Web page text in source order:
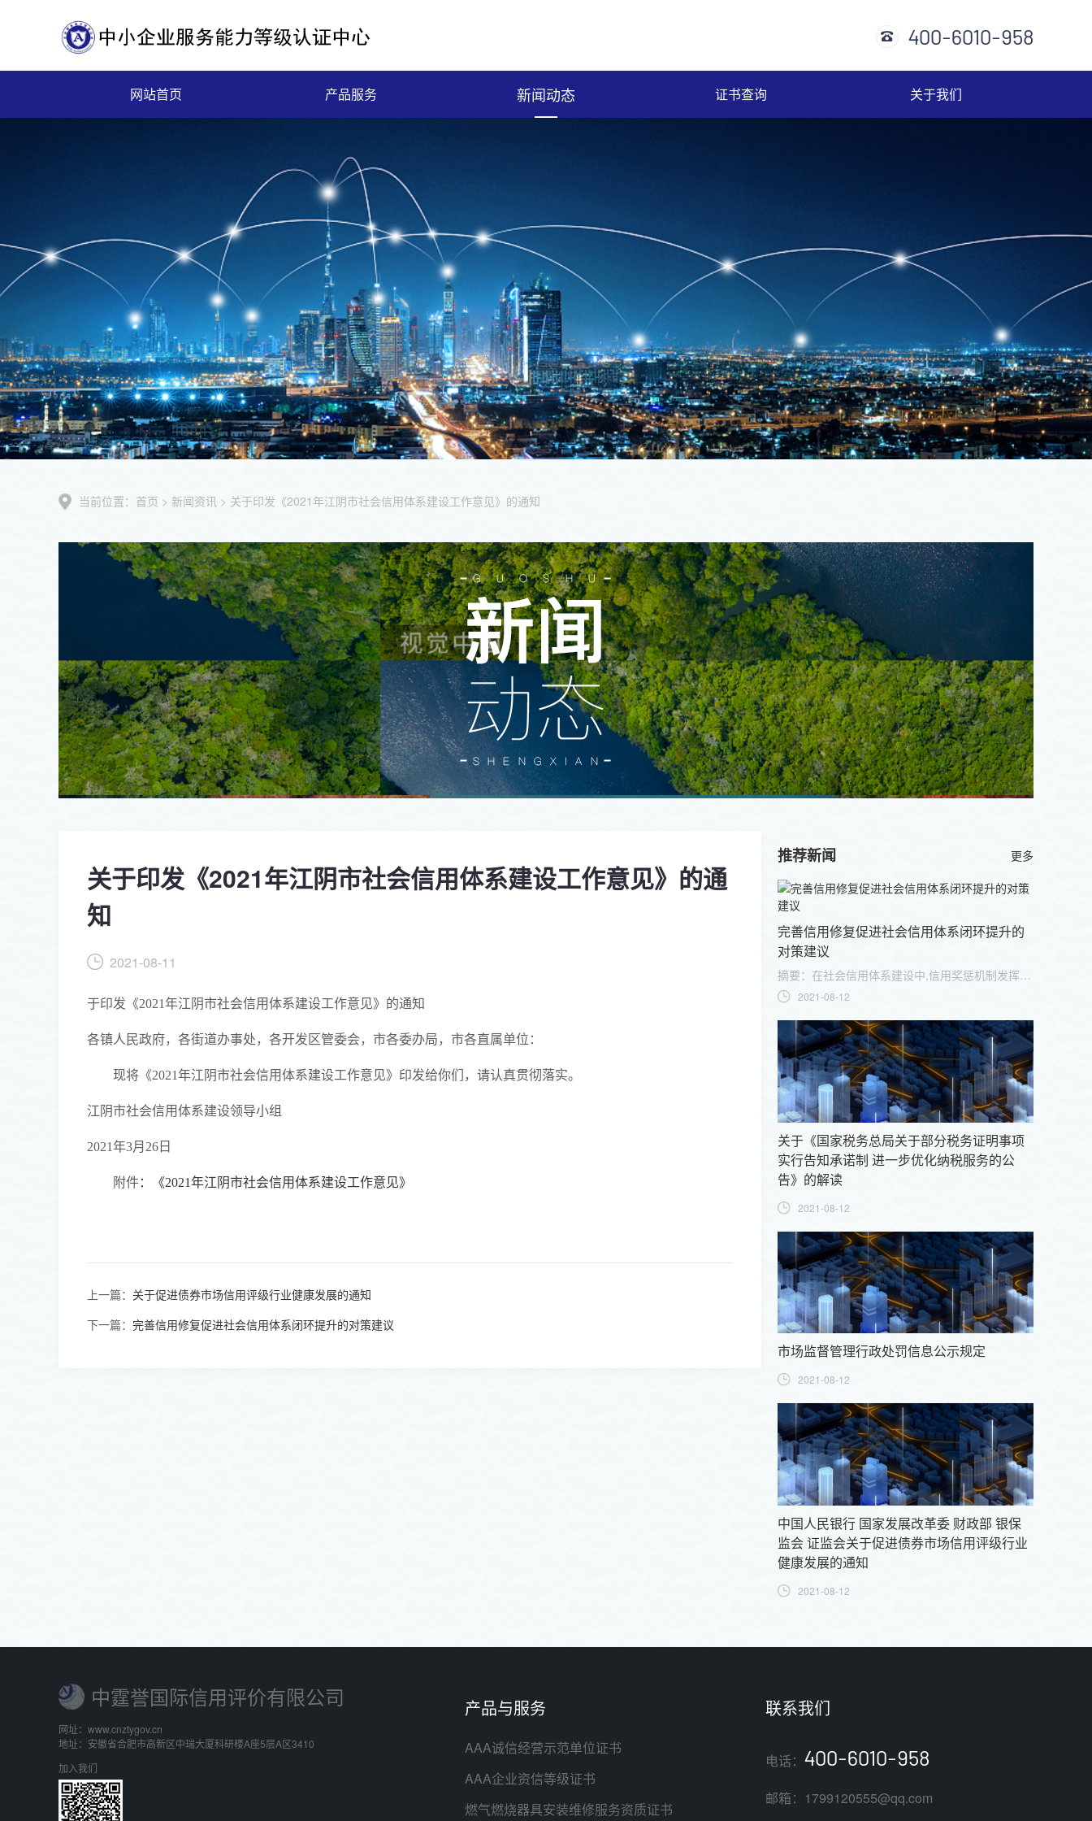
400-6010-958
网站首页 产品服务 新闻动态 证书查询 关于我们
当前位置： 首页 > 新闻资讯 > 关于印发《2021年江阴市社会信用体系建设工作意见》的通知
关于印发《2021年江阴市社会信用体系建设工作意见》的通
知
2021-08-11
于印发《2021年江阴市社会信用体系建设工作意见》的通知
各镇人民政府，各街道办事处，各开发区管委会，市各委办局，市各直属单位：
现将《2021年江阴市社会信用体系建设工作意见》印发给你们，请认真贯彻落实。
江阴市社会信用体系建设领导小组
2021年3月26日
附件：《2021年江阴市社会信用体系建设工作意见》
上一篇： 关于促进债券市场信用评级行业健康发展的通知
下一篇： 完善信用修复促进社会信用体系闭环提升的对策建议
更多
推荐新闻
完善信用修复促进社会信用体系闭环提升的
对策建议
摘要：在社会信用体系建设中,信用奖惩机制发挥着关键性的作用,而信用修复则是信用奖惩的重要补充,也是社会信用体系提升闭环中至关重要的一环。对当前我国信用修复的现状进行较为深入的分析,提出了信用修复中存在的问题,并提出了针对性的对策建议。
2021-08-12
关于《国家税务总局关于部分税务证明事项
实行告知承诺制 进一步优化纳税服务的公
告》的解读
2021-08-12
市场监督管理行政处罚信息公示规定
2021-08-12
中国人民银行 国家发展改革委 财政部 银保
监会 证监会关于促进债券市场信用评级行业
健康发展的通知
2021-08-12
中霆誉国际信用评价有限公司
网址：www.cnztygov.cn
地址：安徽省合肥市高新区中瑞大厦科研楼A座5层A区3410
加入我们
产品与服务
AAA诚信经营示范单位证书
AAA企业资信等级证书
燃气燃烧器具安装维修服务资质证书
联系我们
电话： 400-6010-958
邮箱：1799120555@qq.com